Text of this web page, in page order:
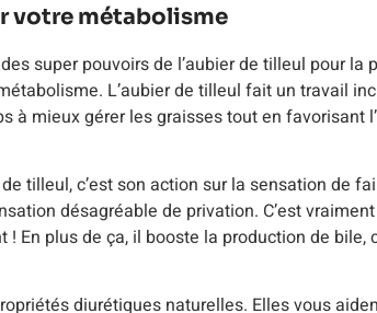
votre métabolisme
super pouvoirs de l’aubier de tilleul pour
L’aubier de tilleul fait un travail
à mieux gérer les graisses tout en favorisant
de tilleul, c’est son action sur la sensation de
désagréable de privation. C’est vraiment
! En plus de ça, il booste la production de
diurétiques naturelles. Elles vous